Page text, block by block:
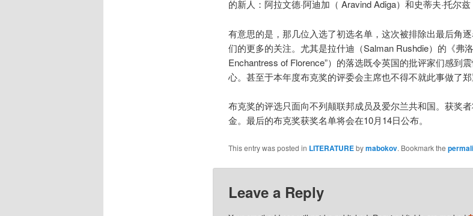
的新人：阿拉文德·阿迪加（ Aravind Adiga）和史蒂夫·托尔兹
有意思的是，那几位入选了初选名单，这次被排除出最后角
们的更多的关注。尤其是拉什迪（Salman Rushdie）的《弗
Enchantress of Florence”）的落选既令英国的批评家们感到
心。甚至于本年度布克奖的评委会主席也不得不就此事做了郑
布克奖的评选只面向不列颠联邦成员及爱尔兰共和国。获奖
金。最后的布克奖获奖名单将会在10月14日公布。
This entry was posted in LITERATUREbymabokov. Bookmark the
Leave a Reply